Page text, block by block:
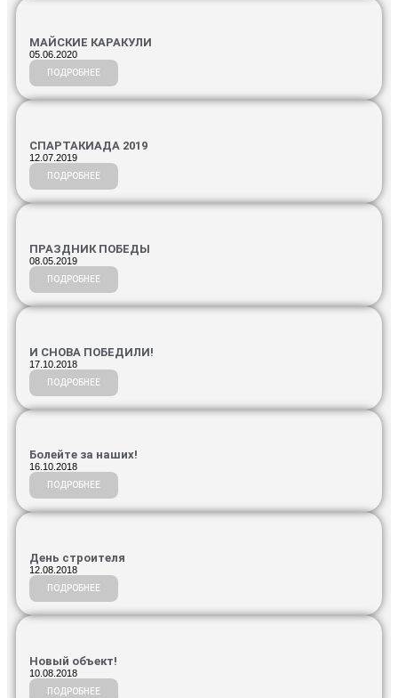
МАЙСКИЕ КАРАКУЛИ
05.06.2020
ПОДРОБНЕЕ
СПАРТАКИАДА 2019
12.07.2019
ПОДРОБНЕЕ
ПРАЗДНИК ПОБЕДЫ
08.05.2019
ПОДРОБНЕЕ
И СНОВА ПОБЕДИЛИ!
17.10.2018
ПОДРОБНЕЕ
Болейте за наших!
16.10.2018
ПОДРОБНЕЕ
День строителя
12.08.2018
ПОДРОБНЕЕ
Новый объект!
10.08.2018
ПОДРОБНЕЕ